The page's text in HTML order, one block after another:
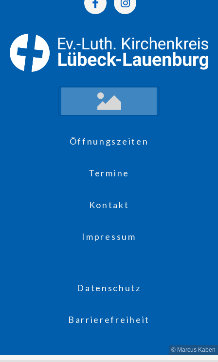
Öffnungszeiten
Termine
Kontakt
Impressum
Datenschutz
Barrierefreiheit
© Marcus Kaben